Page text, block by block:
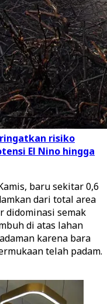
risiko
El Nino hingga
baru sekitar 0,6
dari total area
didominasi semak
di atas lahan
karena bara
telah padam.